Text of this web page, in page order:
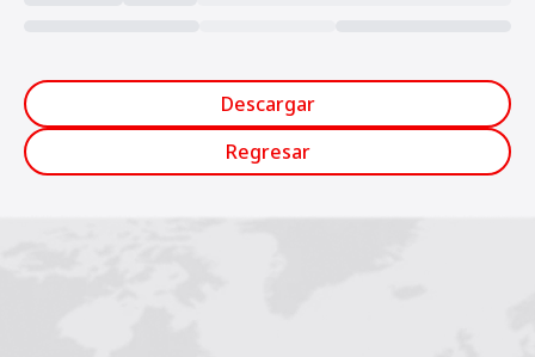
Descargar
Regresar